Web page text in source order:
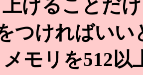
げることだ
つければい
モリを512以